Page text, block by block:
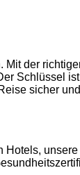
der
Schlüssel
sicher